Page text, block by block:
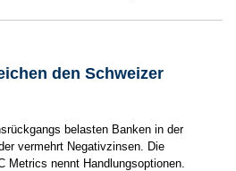
den Schweizer
belasten Banken in der
vermehrt Negativzinsen. Die
Metrics nennt Handlungsoptionen.